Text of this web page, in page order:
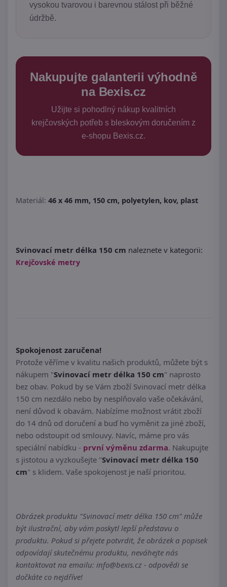
vysokou tvarovou i barevnou stálost při běžné
údržbě.
Nakupujte galanterii výhodně
na Bexis.cz
Užijte si pohodlný nákup kvalitních
krejčovských potřeb s bleskovým doručením z
e-shopu Bexis.cz.
Materiál: 46 x 46 mm, 150 cm, polyetylen, kov, plast
Svinovací metr délka 150 cm naleznete v kategorii:
Krejčovské metry
Spokojenost zaručena!
Protože věříme v kvalitu našich produktů, můžete být s
nákupem "Svinovací metr délka 150 cm" naprosto
bez obav. Pokud by se Vám zboží Svinovací metr délka
150 cm nezdálo nebo by nesplňovalo vaše očekávání,
není důvod k obavám. Nabízíme možnost vrátit zboží
do 14 dnů od doručení a buď ho vyměnit za jiné zboží,
nebo odstoupit od smlouvy. Navíc, máme pro vás
speciální nabídku - první výměnu zdarma. Nakupujte
s jistotou a vyzkoušejte "Svinovací metr délka 150
cm" s klidem. Vaše spokojenost je naší prioritou.
Obrázek produktu "Svinovací metr délka 150 cm" může
být ilustrační, aby vám poskytl lepší představu o
produktu. Pokud si přejete potvrdit, že obrázek a popisek
odpovídají skutečnému produktu, neváhejte nás
kontaktovat na emailu: info@bexis.cz - odpovědi se
dočkáte co nejdříve!